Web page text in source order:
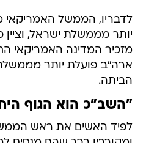
לדבריו, הממשל האמריקאי
יותר מממשלת ישראל,
מזכיר המדינה האמריקאי
ארה"ב פועלת יותר מממשלת
הביתה.
"השב"כ הוא הגוף
לפיד האשים את ראש